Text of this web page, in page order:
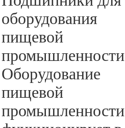
оборудования
пищевой
промышленности
Оборудование
пищевой
промышленности